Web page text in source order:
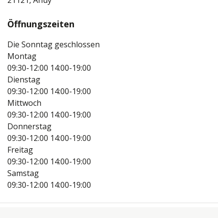
Öffnungszeiten
Die Sonntag geschlossen
Montag
09:30-12:00 14:00-19:00
Dienstag
09:30-12:00 14:00-19:00
Mittwoch
09:30-12:00 14:00-19:00
Donnerstag
09:30-12:00 14:00-19:00
Freitag
09:30-12:00 14:00-19:00
Samstag
09:30-12:00 14:00-19:00